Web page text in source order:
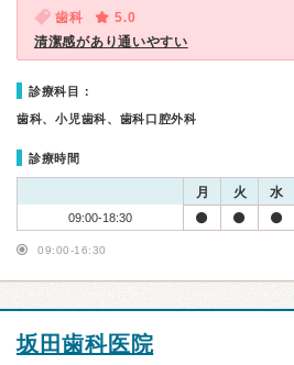
歯科
5.0
清潔感があり通いやすい
診療科目：
歯科、小児歯科、歯科口腔外科
診療時間
月 火 水
09:00-18:30
09:00-16:30
坂田歯科医院